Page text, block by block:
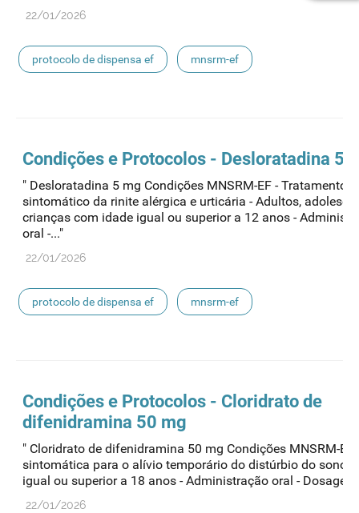
22/01/2026
protocolo de dispensa ef mnsrm-ef
Condições e Protocolos - Desloratadina 5
" Desloratadina 5 mg Condições MNSRM-EF - Tratamento
sintomático da rinite alérgica e urticária - Adultos,
crianças com idade igual ou superior a 12 anos -
oral -..."
22/01/2026
protocolo de dispensa ef mnsrm-ef
Condições e Protocolos - Cloridrato de
difenidramina 50 mg
" Cloridrato de difenidramina 50 mg Condições MNSRM-EF
sintomática para o alívio temporário do distúrbio do sono -
igual ou superior a 18 anos - Administração oral -
22/01/2026